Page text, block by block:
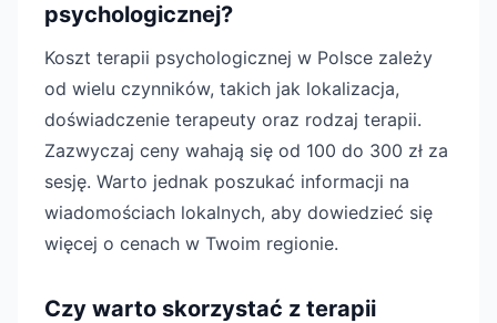
psychologicznej?
Koszt terapii psychologicznej w Polsce zależy
od wielu czynników, takich jak lokalizacja,
doświadczenie terapeuty oraz rodzaj terapii.
Zazwyczaj ceny wahają się od 100 do 300 zł za
sesję. Warto jednak poszukać informacji na
wiadomościach lokalnych, aby dowiedzieć się
więcej o cenach w Twoim regionie.
Czy warto skorzystać z terapii